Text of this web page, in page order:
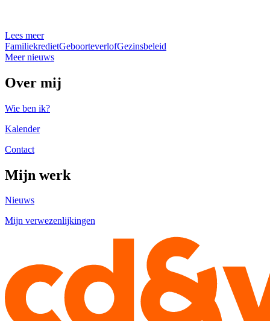
Lees meer
FamiliekredietGeboorteverlofGezinsbeleid
Meer nieuws
Over mij
Wie ben ik?
Kalender
Contact
Mijn werk
Nieuws
Mijn verwezenlijkingen